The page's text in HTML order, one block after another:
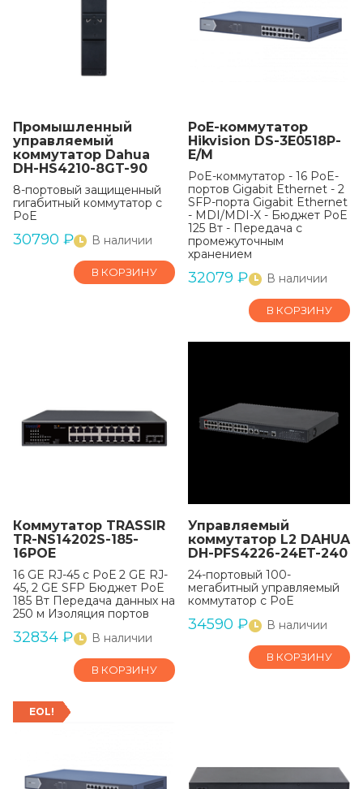
Промышленный
управляемый
коммутатор Dahua
DH-HS4210-8GT-90
8-портовый защищенный
гигабитный коммутатор с
PoE
30790 ₽ В наличии
В КОРЗИНУ
PoE-коммутатор
Hikvision DS-3E0518P-
E/M
PoE-коммутатор - 16 PoE-
портов Gigabit Ethernet - 2
SFP-порта Gigabit Ethernet
- MDI/MDI-X - Бюджет РоЕ
125 Вт - Передача с
промежуточным
хранением
32079 ₽ В наличии
В КОРЗИНУ
Коммутатор TRASSIR
TR-NS14202S-185-
16POE
16 GE RJ-45 с РоЕ 2 GE RJ-
45, 2 GE SFP Бюджет РоЕ
185 Вт Передача данных на
250 м Изоляция портов
32834 ₽ В наличии
В КОРЗИНУ
Управляемый
коммутатор L2 DAHUA
DH-PFS4226-24ET-240
24-портовый 100-
мегабитный управляемый
коммутатор с PoE
34590 ₽ В наличии
В КОРЗИНУ
EOL!